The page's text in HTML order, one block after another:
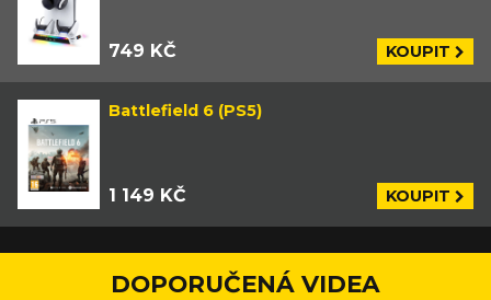
749 KČ KOUPIT
Battlefield 6 (PS5)
1 149 KČ KOUPIT
DOPORUČENÁ VIDEA